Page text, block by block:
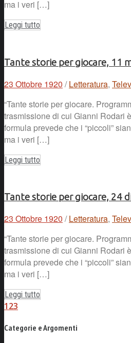
ma i veri […]
Leggi tutto
Tante storie per giocare, 11
23 Ottobre 1920 / Letteratura,
“Tante storie per giocare.
trasmissione di cui Gianni Rodari
formula prevede che i “piccoli”
ma i veri […]
Leggi tutto
Tante storie per giocare, 24
23 Ottobre 1920 / Letteratura,
“Tante storie per giocare.
trasmissione di cui Gianni Rodari
formula prevede che i “piccoli”
ma i veri […]
Leggi tutto
123
Categorie e Argomenti